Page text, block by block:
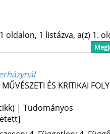
oldalon, 1 listázva, a(z) 1.
ÉS KRITIKAI
| Tudományos